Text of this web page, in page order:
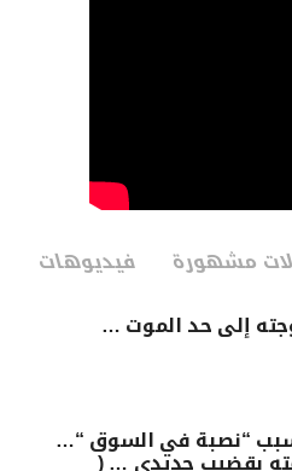
مشهورة فيديوهات
إلى حد الموت …
“نصبة في السوق “…
بقضيب حديدي … (